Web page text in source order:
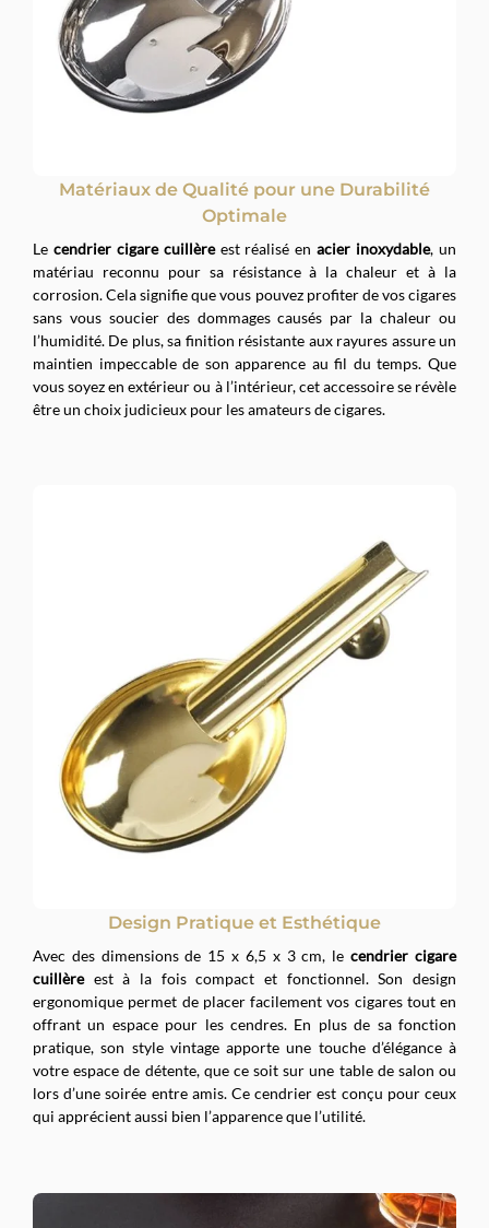
Matériaux de Qualité pour une Durabilité
Optimale
Le cendrier cigare cuillèreest réalisé enacier inoxydable, un
matériau reconnu pour sa résistance à la chaleur et à la
corrosion. Cela signifie que vous pouvez profiter de vos cigares
sans vous soucier des dommages causés par la chaleur ou
l’humidité. De plus, sa finition résistante aux rayures assure un
maintien impeccable de son apparence au fil du temps. Que
vous soyez en extérieur ou à l’intérieur, cet accessoire se révèle
être un choix judicieux pour les amateurs de cigares.
Design Pratique et Esthétique
Avec des dimensions de 15 x 6,5 x 3 cm, lecendrier cigare
cuillèreest à la fois compact et fonctionnel. Son design
ergonomique permet de placer facilement vos cigares tout en
offrant un espace pour les cendres. En plus de sa fonction
pratique, son style vintage apporte une touche d’élégance à
votre espace de détente, que ce soit sur une table de salon ou
lors d’une soirée entre amis. Ce cendrier est conçu pour ceux
qui apprécient aussi bien l’apparence que l’utilité.